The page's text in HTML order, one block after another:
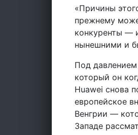
«Причины
прежнему
конкуренты —
нынешними и
Под
который он
Huawei снова
европейское
Венгрии —
Западе